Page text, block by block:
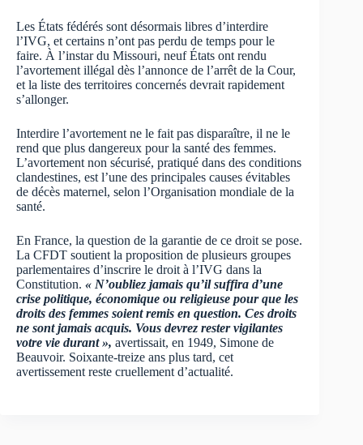
Les États fédérés sont désormais libres d’interdire
l’IVG, et certains n’ont pas perdu de temps pour le
faire. À l’instar du Missouri, neuf États ont rendu
l’avortement illégal dès l’annonce de l’arrêt de la Cour,
et la liste des territoires concernés devrait rapidement
s’allonger.
Interdire l’avortement ne le fait pas disparaître, il ne le
rend que plus dangereux pour la santé des femmes.
L’avortement non sécurisé, pratiqué dans des conditions
clandestines, est l’une des principales causes évitables
de décès maternel, selon l’Organisation mondiale de la
santé.
En France, la question de la garantie de ce droit se pose.
La CFDT soutient la proposition de plusieurs groupes
parlementaires d’inscrire le droit à l’IVG dans la
Constitution. « N’oubliez jamais qu’il suffira d’une
crise politique, économique ou religieuse pour que les
droits des femmes soient remis en question. Ces droits
ne sont jamais acquis. Vous devrez rester vigilantes
votre vie durant », avertissait, en 1949, Simone de
Beauvoir. Soixante-treize ans plus tard, cet
avertissement reste cruellement d’actualité.